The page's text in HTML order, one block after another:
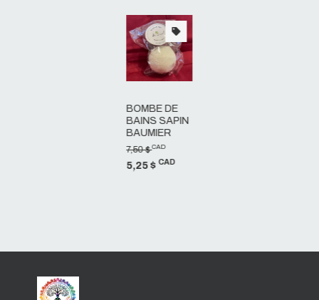
BOMBE DE
BAINS SAPIN
BAUMIER
7,50 $CAD
5,25 $CAD